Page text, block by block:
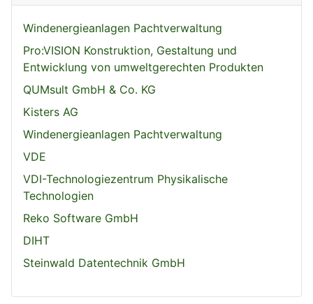
Windenergieanlagen Pachtverwaltung
Pro:VISION Konstruktion, Gestaltung und
Entwicklung von umweltgerechten Produkten
QUMsult GmbH & Co. KG
Kisters AG
Windenergieanlagen Pachtverwaltung
VDE
VDI-Technologiezentrum Physikalische
Technologien
Reko Software GmbH
DIHT
Steinwald Datentechnik GmbH